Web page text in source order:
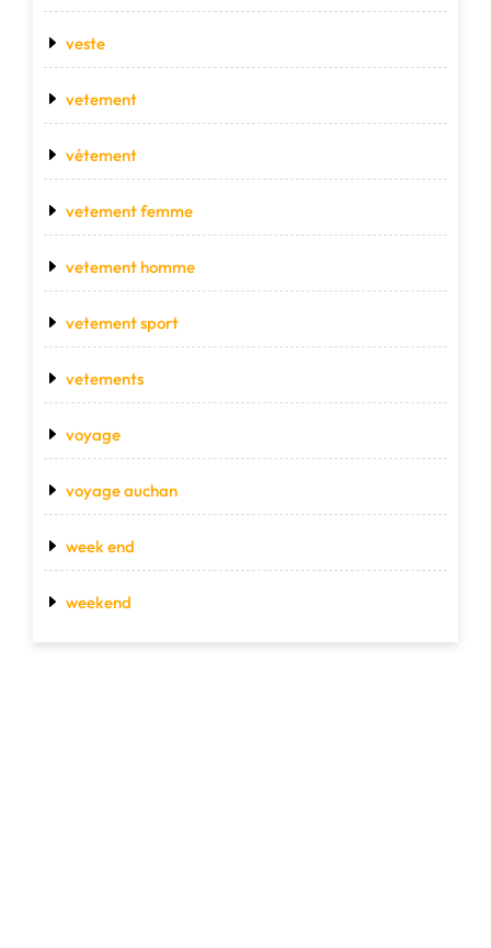
veste
vetement
vétement
vetement femme
vetement homme
vetement sport
vetements
voyage
voyage auchan
week end
weekend